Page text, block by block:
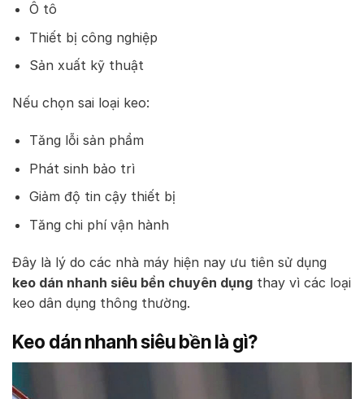
Ô tô
Thiết bị công nghiệp
Sản xuất kỹ thuật
Nếu chọn sai loại keo:
Tăng lỗi sản phẩm
Phát sinh bảo trì
Giảm độ tin cậy thiết bị
Tăng chi phí vận hành
Đây là lý do các nhà máy hiện nay ưu tiên sử dụng
keo dán nhanh siêu bền chuyên dụng thay vì các loại
keo dân dụng thông thường.
Keo dán nhanh siêu bền là gì?